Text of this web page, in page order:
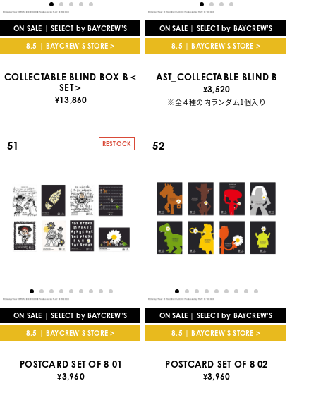
ON SALE | SELECT by BAYCREW’S
8.5 | BAYCREW’S STORE >
COLLECTABLE BLIND BOX B＜
SET＞
¥13,860
ON SALE | SELECT by BAYCREW’S
8.5 | BAYCREW’S STORE >
AST_COLLECTABLE BLIND B
¥3,520
※全４種の内ランダム1個入り
51 RESTOCK
ON SALE | SELECT by BAYCREW’S
8.5 | BAYCREW’S STORE >
POSTCARD SET OF 8 01
¥3,960
52
ON SALE | SELECT by BAYCREW’S
8.5 | BAYCREW’S STORE >
POSTCARD SET OF 8 02
¥3,960